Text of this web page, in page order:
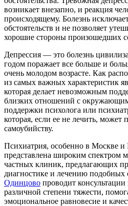
возникает внезапно, и реакция
происходящему. Болезнь
обстоятельств и не позволяет
хорошие стороны произошедших
Депрессия — это болезнь
годом поражает все больше и
очень молодом возрасте. Как
из самых важных характеристик
которая делает невозможным
близких отношений с
поддержки психолога или
которая, если ее не лечить, может
самоубийству.
Психиатрия, особенно в Москве и
представлена широким спектром
частных клиник, предлагающих
диагностике и лечению подобных
Одинцово проводит консультации
различной степени тяжести,
эмоциональное равновесие и